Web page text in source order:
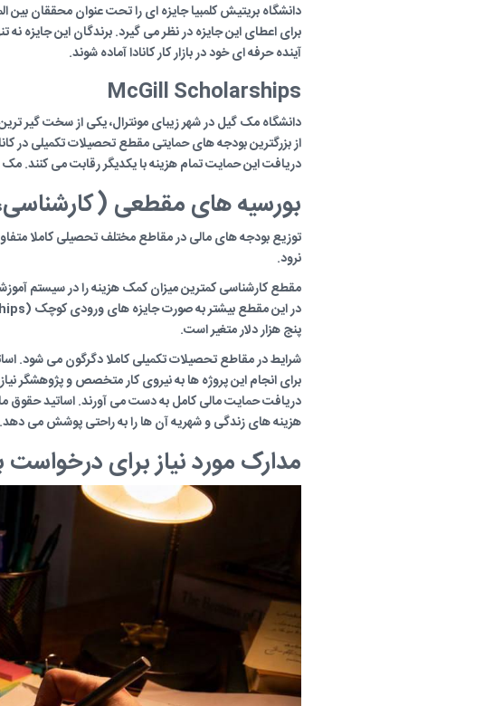
دانشگاه بریتیش کلمبیا جایزه ای را تحت عنوان محققان بین
برای اعطای این جایزه در نظر می گیرد. برندگان این جایزه
آینده حرفه ای خود در بازار کار کانادا آماده شوند.
McGill Scholarships
از بزرگترین بودجه های حمایتی مقطع تحصیلات تکمیلی در
دریافت این حمایت تمام هزینه با یکدیگر رقابت می کنند.
بورسیه های مقطعی (کارشناسی،
توزیع بودجه های مالی در مقاطع مختلف تحصیلی کاملا
نرود.
مقطع کارشناسی کمترین میزان کمک هزینه را در سیستم
پنج هزار دلار متغیر است.
شرایط در مقاطع تحصیلات تکمیلی کاملا دگرگون می شود.
برای انجام این پروژه ها به نیروی کار متخصص و پژوهشگر نیاز
هزینه های زندگی و شهریه آن ها را به راحتی پوشش می دهد.
مدارک مورد نیاز برای درخواست